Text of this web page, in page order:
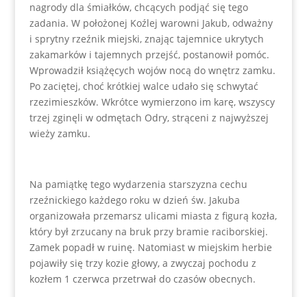
nagrody dla śmiałków, chcących podjąć się tego
zadania. W położonej Koźlej warowni Jakub, odważny
i sprytny rzeźnik miejski, znając tajemnice ukrytych
zakamarków i tajemnych przejść, postanowił pomóc.
Wprowadził książęcych wojów nocą do wnętrz zamku.
Po zaciętej, choć krótkiej walce udało się schwytać
rzezimieszków. Wkrótce wymierzono im karę, wszyscy
trzej zginęli w odmętach Odry, strąceni z najwyższej
wieży zamku.
Na pamiątkę tego wydarzenia starszyzna cechu
rzeźnickiego każdego roku w dzień św. Jakuba
organizowała przemarsz ulicami miasta z figurą kozła,
który był zrzucany na bruk przy bramie raciborskiej.
Zamek popadł w ruinę. Natomiast w miejskim herbie
pojawiły się trzy kozie głowy, a zwyczaj pochodu z
kozłem 1 czerwca przetrwał do czasów obecnych.